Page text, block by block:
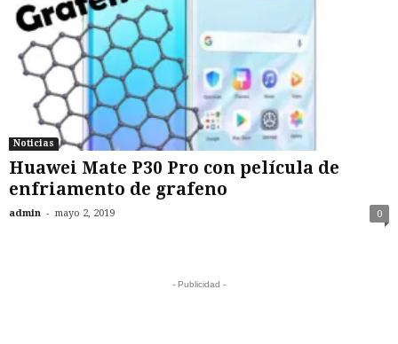
Noticias
Huawei Mate P30 Pro con película de
enfriamento de grafeno
admin - mayo 2, 2019 0
- Publicidad -